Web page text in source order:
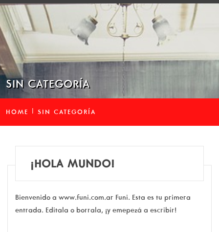
SIN CATEGORÍA
HOME SIN CATEGORÍA
¡HOLA MUNDO!
Bienvenido a www.funi.com.ar Funi. Esta es tu primera
entrada. Editala o borrala, ¡y emepezá a escribir!